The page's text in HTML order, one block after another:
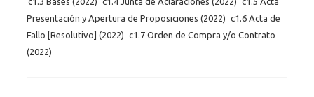
Presentación y Apertura de Proposiciones (2022) c1.6 Acta de
Fallo [Resolutivo] (2022) c1.7 Orden de Compra y/o Contrato
(2022)